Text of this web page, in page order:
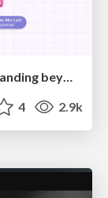
Conquering PDFs: document understanding beyond plain text
4 2.9k